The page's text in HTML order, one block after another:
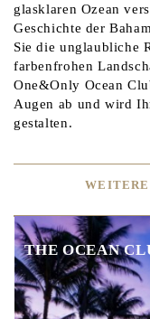
glasklaren Ozean
Geschichte der
Sie die unglaubliche
farbenfrohen
One&Only Ocean
Augen ab und wird
gestalten.
WEITERE
THE OCEAN